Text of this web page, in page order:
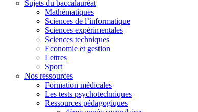
Sujets du baccalauréat
Mathématiques
Sciences de l’informatique
Sciences expérimentales
Sciences techniques
Economie et gestion
Lettres
Sport
Nos ressources
Formation médicales
Les tests psychotechniques
Ressources pédagogiques